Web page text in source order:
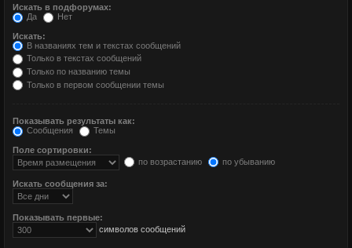
Искать в подфорумах:
Да
Нет
Искать:
В названиях тем и текстах сообщений
Только в текстах сообщений
Только по названию темы
Только в первом сообщении темы
Показывать результаты как:
Сообщения
Темы
Поле сортировки:
по возрастанию
по убыванию
Искать сообщения за:
Показывать первые:
символов сообщений